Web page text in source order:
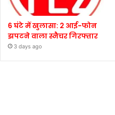
6 घंटे में खुलासा: 2 आई-फोन
झपटने वाला स्नैचर गिरफ्तार
3 days ago